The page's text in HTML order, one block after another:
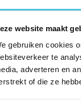
website maakt
gebruiken cookies
te
adverteren en
of die ze